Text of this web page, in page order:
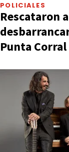
POLICIALES
Rescataron
Punta Corral